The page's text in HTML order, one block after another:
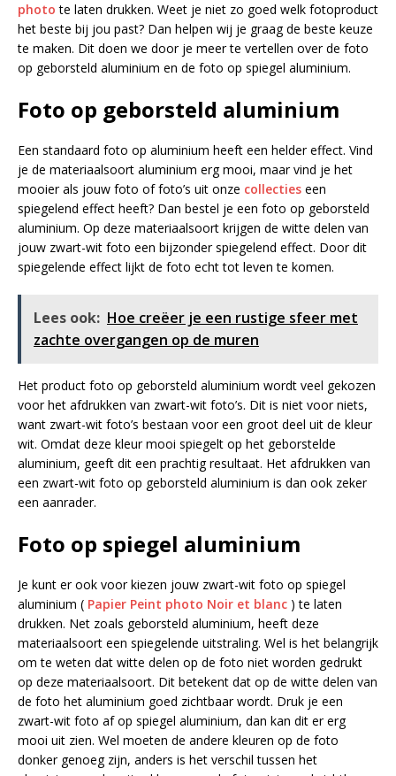
photo te laten drukken. Weet je niet zo goed welk fotoproduct
het beste bij jou past? Dan helpen wij je graag de beste keuze
te maken. Dit doen we door je meer te vertellen over de foto
op geborsteld aluminium en de foto op spiegel aluminium.
Foto op geborsteld aluminium
Een standaard foto op aluminium heeft een helder effect. Vind
je de materiaalsoort aluminium erg mooi, maar vind je het
mooier als jouw foto of foto’s uit onze collecties een
spiegelend effect heeft? Dan bestel je een foto op geborsteld
aluminium. Op deze materiaalsoort krijgen de witte delen van
jouw zwart-wit foto een bijzonder spiegelend effect. Door dit
spiegelende effect lijkt de foto echt tot leven te komen.
Lees ook: Hoe creëer je een rustige sfeer met
zachte overgangen op de muren
Het product foto op geborsteld aluminium wordt veel gekozen
voor het afdrukken van zwart-wit foto’s. Dit is niet voor niets,
want zwart-wit foto’s bestaan voor een groot deel uit de kleur
wit. Omdat deze kleur mooi spiegelt op het geborstelde
aluminium, geeft dit een prachtig resultaat. Het afdrukken van
een zwart-wit foto op geborsteld aluminium is dan ook zeker
een aanrader.
Foto op spiegel aluminium
Je kunt er ook voor kiezen jouw zwart-wit foto op spiegel
aluminium ( Papier Peint photo Noir et blanc ) te laten
drukken. Net zoals geborsteld aluminium, heeft deze
materiaalsoort een spiegelende uitstraling. Wel is het belangrijk
om te weten dat witte delen op de foto niet worden gedrukt
op deze materiaalsoort. Dit betekent dat op de witte delen van
de foto het aluminium goed zichtbaar wordt. Druk je een
zwart-wit foto af op spiegel aluminium, dan kan dit er erg
mooi uit zien. Wel moeten de andere kleuren op de foto
donker genoeg zijn, anders is het verschil tussen het